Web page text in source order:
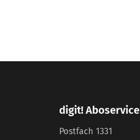
digit! Aboservice
Postfach 1331